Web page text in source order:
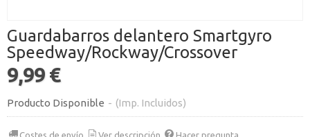
Guardabarros delantero Smartgyro
Speedway/Rockway/Crossover
9,99 €
Producto Disponible - (Imp. Incluidos)
Costes de envío Ver descripción Hacer pregunta